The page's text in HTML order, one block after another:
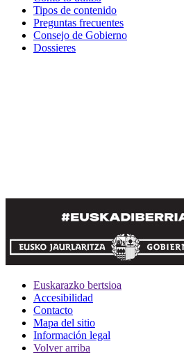
Tipos de contenido
Preguntas frecuentes
Consejo de Gobierno
Dossieres
Euskarazko bertsioa
Accesibilidad
Contacto
Mapa del sitio
Información legal
Volver arriba